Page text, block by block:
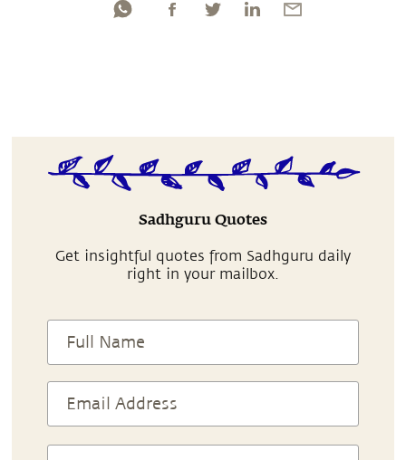
Sadhguru Quotes
Get insightful quotes from Sadhguru daily
right in your mailbox.